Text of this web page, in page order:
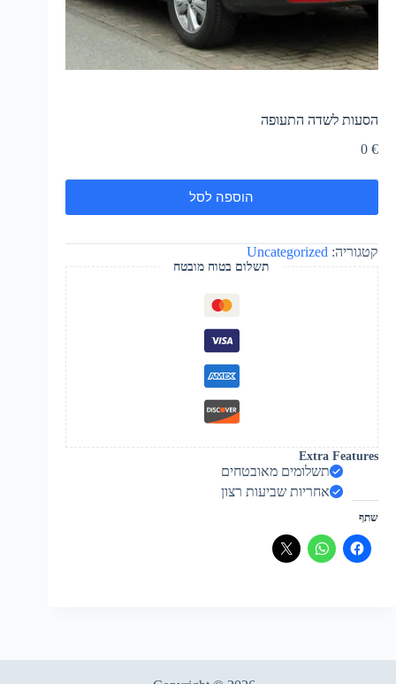
הסעות לשדה התעופה
0 €
הוספה לסל
קטגוריה: Uncategorized
תשלום בטוח מובטח
Extra Features
תשלומים מאובטחים
אחריות שביעות רצון
שתף